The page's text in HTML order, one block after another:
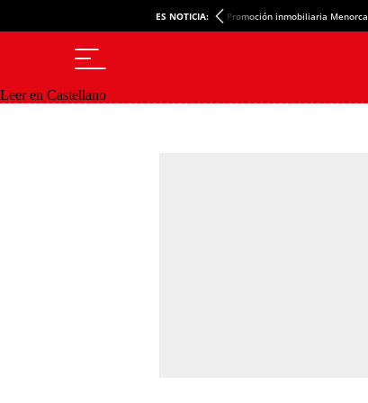
ES NOTICIA: Promoción inmobiliaria Menorca
Leer en Castellano